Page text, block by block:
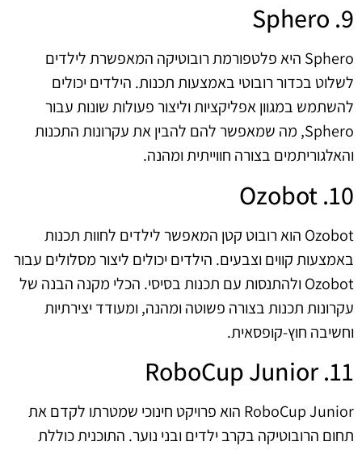
9. Sphero
Sphero היא פלטפורמת רובוטיקה המאפשרת לילדים
לשלוט בכדור רובוטי באמצעות תכנות. הילדים יכולים
להשתמש במגוון אפליקציות וליצור פעולות שונות עבור
Sphero, מה שמאפשר להם להבין את עקרונות התכנות
והאלגוריתמים בצורה חווייתית ומהנה.
10. Ozobot
Ozobot הוא רובוט קטן המאפשר לילדים לחוות תכנות
באמצעות קווים וצבעים. הילדים יכולים ליצור מסלולים עבור
Ozobot ולהתנסות עם תכנות בסיסי. הכלי מקנה הבנה של
עקרונות תכנות בצורה פשוטה ומהנה, ומעודד יצירתיות
וחשיבה חוץ-קופסאית.
11. RoboCup Junior
RoboCup Junior הוא פרויקט חינוכי שמטרתו לקדם את
תחום הרובוטיקה בקרב ילדים ובני נוער. התוכנית כוללת